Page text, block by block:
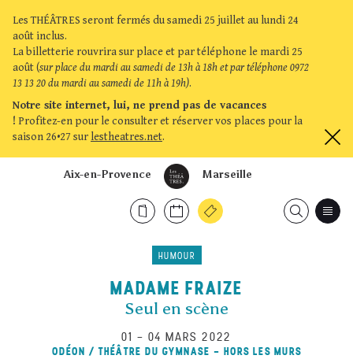
Les THÉÂTRES seront fermés du samedi 25 juillet au lundi 24
août inclus.
La billetterie rouvrira sur place et par téléphone le mardi 25
août (sur place du mardi au samedi de 13h à 18h et par téléphone 0972
13 13 20 du mardi au samedi de 11h à 19h).
Notre site internet, lui, ne prend pas de vacances
! Profitez-en pour le consulter et réserver vos places pour la
saison 26•27 sur lestheatres.net.
Marseille
Aix-en-Provence
HUMOUR
MADAME FRAIZE
Seul en scène
01 – 04 MARS 2022
ODÉON / THÉÂTRE DU GYMNASE - HORS LES MURS